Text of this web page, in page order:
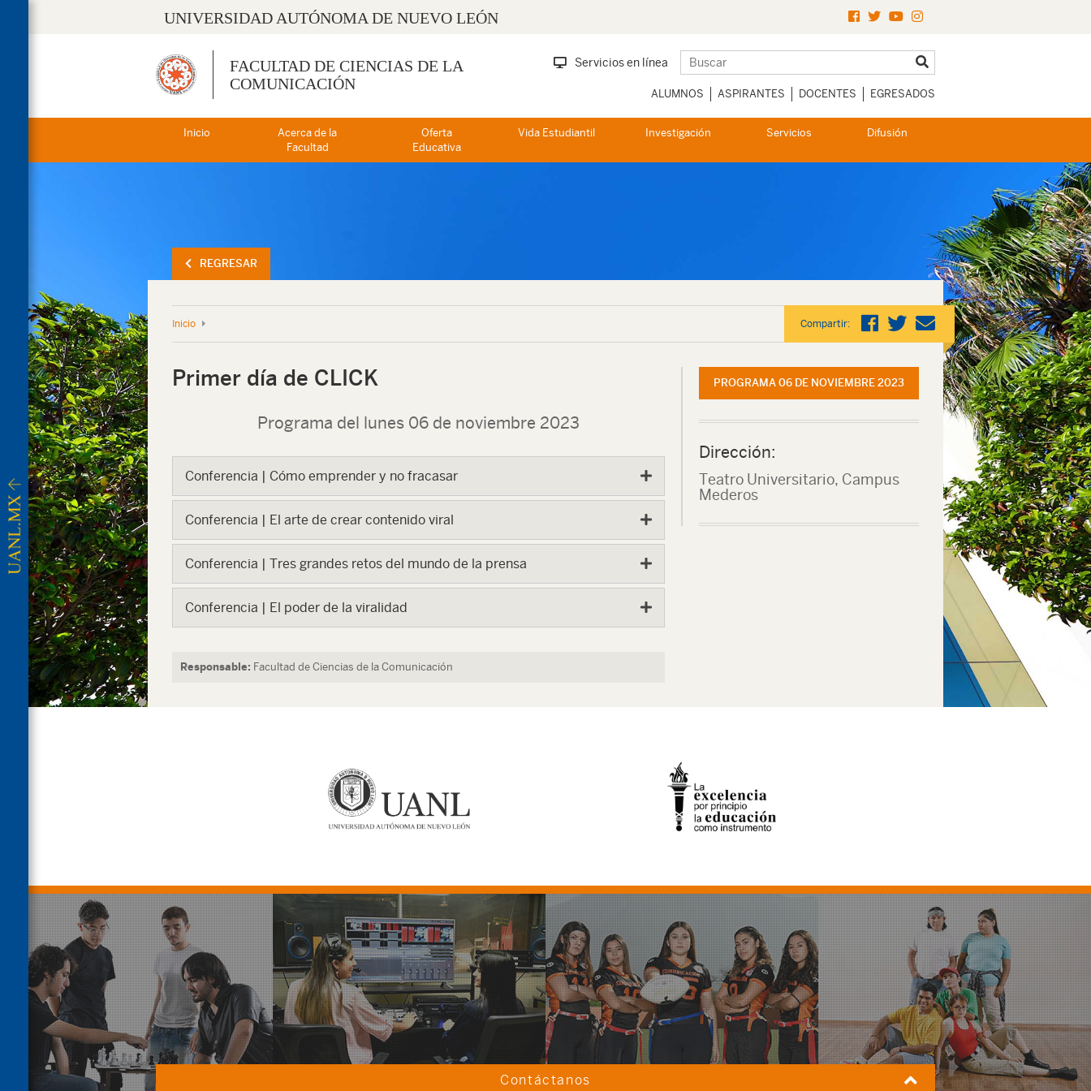
UNIVERSIDAD AUTÓNOMA DE NUEVO LEÓN
FACULTAD DE CIENCIAS DE LA
COMUNICACIÓN
Servicios en línea
ALUMNOS ASPIRANTES DOCENTES EGRESADOS
Inicio
Acerca de la
Facultad
Oferta
Educativa
Vida Estudiantil Investigación Servicios Difusión
REGRESAR
Inicio Compartir:
Primer día de CLICK
Programa del lunes 06 de noviembre 2023
Conferencia | Cómo emprender y no fracasar
Conferencia | El arte de crear contenido viral
Conferencia | Tres grandes retos del mundo de la prensa
Conferencia | El poder de la viralidad
Responsable: Facultad de Ciencias de la Comunicación
PROGRAMA 06 DE NOVIEMBRE 2023
Dirección:
Teatro Universitario, Campus
Mederos
Contáctanos